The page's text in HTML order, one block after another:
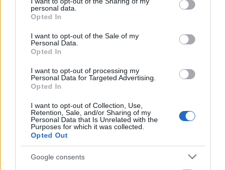
grant or deny consent to Google and its third-party tags to
use your data for below specified purposes in below Google
consent section.
personal data.
Opted In
I want to opt-out of the Sale of my
Personal Data.
Opted In
I want to opt-out of processing my
Personal Data for Targeted Advertising.
Opted In
I want to opt-out of Collection, Use,
Retention, Sale, and/or Sharing of my
Personal Data that Is Unrelated with the
Purposes for which it was collected.
Opted Out
Google consents
Történelmi tanulmány a trianoni
békediktátum 100. évfordulójára
mtothorsi•2020. június 04.